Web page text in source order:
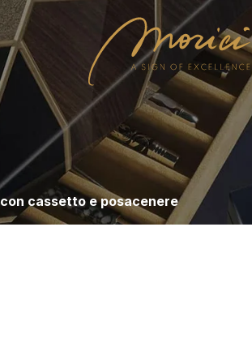
cassetto e posacenere